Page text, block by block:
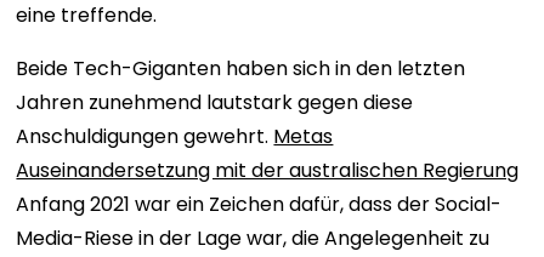
eine treffende.
Beide Tech-Giganten haben sich in den letzten
Jahren zunehmend lautstark gegen diese
Anschuldigungen gewehrt. Metas
Auseinandersetzung mit der australischen Regierung
Anfang 2021 war ein Zeichen dafür, dass der Social-
Media-Riese in der Lage war, die Angelegenheit zu